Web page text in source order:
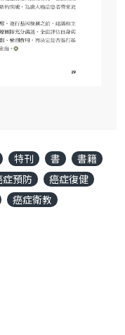
特刊 書
書籍
症預防
癌症復健
癌症衛教